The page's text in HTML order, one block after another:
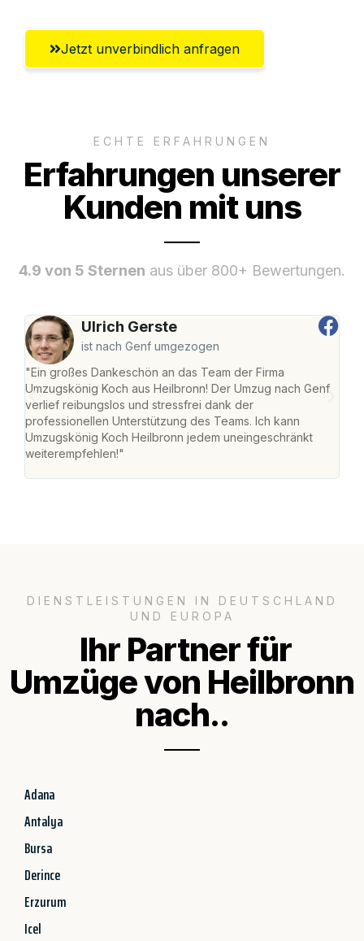
Jetzt unverbindlich anfragen
ECHTE ERFAHRUNGEN
Erfahrungen unserer
Kunden mit uns
4.9 von 5 Sternen aus über 800+ Bewertungen.
Ulrich Gerste
ist nach Genf umgezogen
"Ein großes Dankeschön an das Team der Firma
Umzugskönig Koch aus Heilbronn! Der Umzug nach Genf
verlief reibungslos und stressfrei dank der
professionellen Unterstützung des Teams. Ich kann
Umzugskönig Koch Heilbronn jedem uneingeschränkt
weiterempfehlen!"
DIENSTLEISTUNGEN IN DEUTSCHLAND
UND EUROPA
Ihr Partner für
Umzüge von Heilbronn
nach..
Adana
Antalya
Bursa
Derince
Erzurum
Icel